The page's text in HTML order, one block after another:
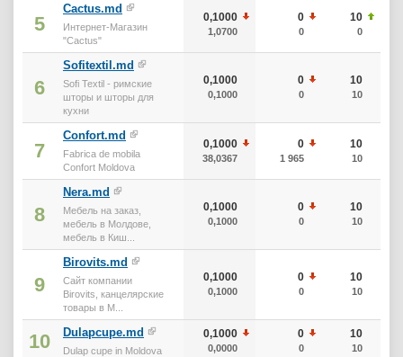
5
Cactus.md
Интернет-Магазин
"Cactus"
0,1000
1,0700
0
0
10
0
6
Sofitextil.md
Sofi Textil - римские
шторы и шторы для
кухни
0,1000
0,1000
0
0
10
10
7
Confort.md
Fabrica de mobila
Confort Moldova
0,1000
38,0367
0
1 965
10
10
8
Nera.md
Мебель на заказ,
мебель в Молдове,
мебель в Киш...
0,1000
0,1000
0
0
10
10
9
Birovits.md
Сайт компании
Birovits, канцелярские
товары в М...
0,1000
0,1000
0
0
10
10
10 Dulapcupe.md
Dulap cupe in Moldova
0,1000
0,0000
0
0
10
10